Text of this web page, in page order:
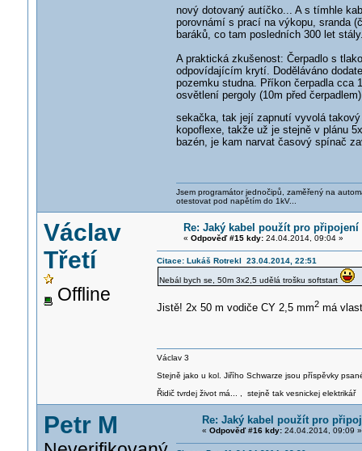
nový dotovaný autíčko... A s tímhle
porovnámí s prací na výkopu, sranda
baráků, co tam posledních 300 let
A praktická zkušenost: Čerpadlo s
odpovídajícím krytí. Doděláváno
pozemku studna. Příkon čerpadla cca
osvětlení pergoly (10m před
sekačka, tak její zapnutí vyvolá
kopoflexe, takže už je stejně v plánu
bazén, je kam narvat časový spínač
Jsem programátor jednočipů, zaměřený na
otestovat pod napětím do 1kV...
Václav
Třetí
Offline
Re: Jaký kabel použít pro
« Odpověď #15 kdy:24.04.2014, 09:04 »
Citace: Lukáš Rotrekl 23.04.2014, 22:51
Nebál bych se, 50m 3x2,5 udělá trošku softstart
Jistě! 2x 50 m vodiče CY 2,5 mm2má
Václav 3
Stejně jako u kol. Jiřího Schwarze jsou příspěvky
Řidič tvrdej život má... , stejně tak vesnickej elektrikář
Petr M Re: Jaký kabel použít pro
« Odpověď #16 kdy:24.04.2014, 09:09 »